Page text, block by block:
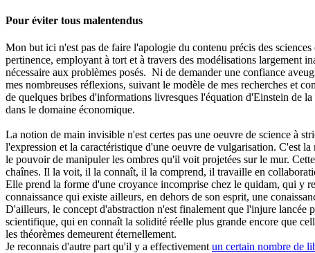
Pour éviter tous malentendus
Mon but ici n'est pas de faire l'apologie du contenu précis des
pertinence, employant à tort et à travers des modélisations largement
nécessaire aux problèmes posés. Ni de demander une confiance
mes nombreuses réflexions, suivant le modèle de mes recherches et
de quelques bribes d'informations livresques l'équation d'Einstein de
dans le domaine économique.
La notion de main invisible n'est certes pas une oeuvre de science à
l'expression et la caractéristique d'une oeuvre de vulgarisation. C'est
le pouvoir de manipuler les ombres qu'il voit projetées sur le mur.
chaînes. Il la voit, il la connaît, il la comprend, il travaille en
Elle prend la forme d'une croyance incomprise chez le quidam, qui y
connaissance qui existe ailleurs, en dehors de son esprit, une
D'ailleurs, le concept d'abstraction n'est finalement que l'injure lancée
scientifique, qui en connaît la solidité réelle plus grande encore que
les théorèmes demeurent éternellement.
Je reconnais d'autre part qu'il y a effectivement un certain nombre de